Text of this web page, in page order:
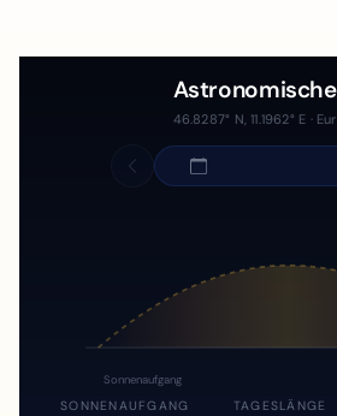
46.8287° N, 11.1962° E ·
Sonnenaufgang
SONNENAUFGANG TAGESLÄNGE